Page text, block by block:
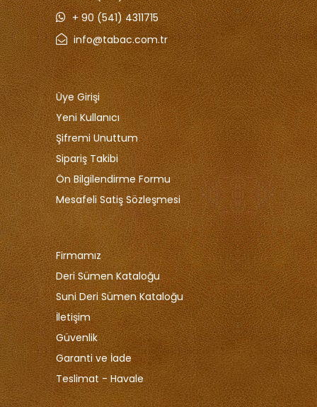
+ 90 (541) 4311715
info@tabac.com.tr
Üye Girişi
Yeni Kullanıcı
Şifremi Unuttum
Sipariş Takibi
Ön Bilgilendirme Formu
Mesafeli Satiş Sözleşmesi
Firmamız
Deri Sümen Kataloğu
Suni Deri Sümen Kataloğu
İletişim
Güvenlik
Garanti ve İade
Teslimat - Havale